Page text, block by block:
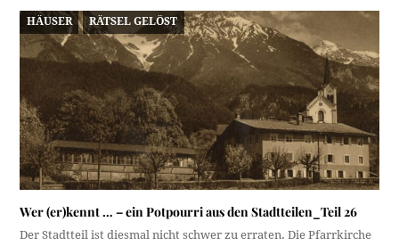
HÄUSER RÄTSEL GELÖST
Wer (er)kennt … – ein Potpourri aus den Stadtteilen_Teil 26
Der Stadtteil ist diesmal nicht schwer zu erraten. Die Pfarrkirche